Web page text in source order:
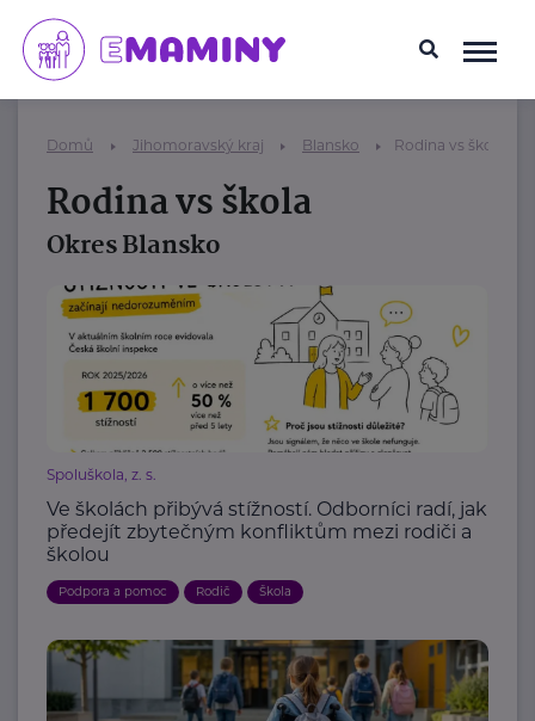
Domů Jihomoravský kraj Blansko Rodina vs škola
Rodina vs škola
Okres Blansko
Spoluškola, z. s.
Ve školách přibývá stížností. Odborníci radí, jak
předejít zbytečným konfliktům mezi rodiči a
školou
Podpora a pomoc Rodič Škola